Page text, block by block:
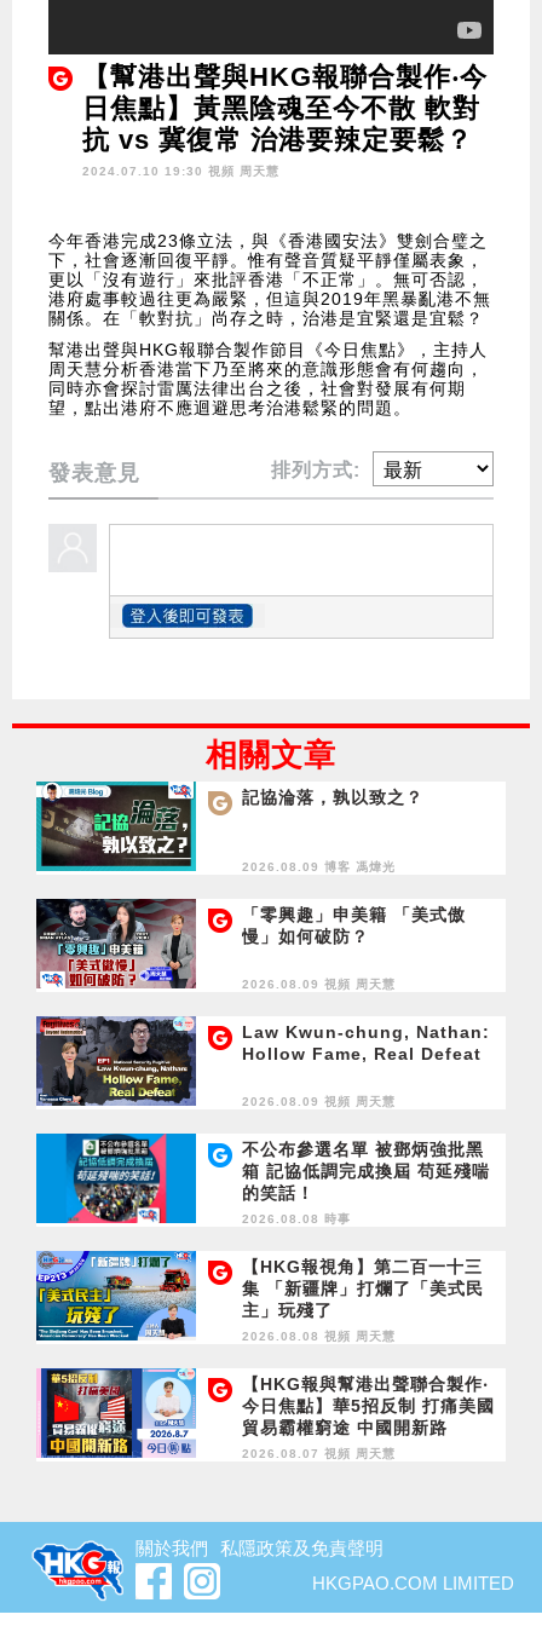
【幫港出聲與HKG報聯合製作‧今
日焦點】黃黑陰魂至今不散 軟對
抗 vs 冀復常 治港要辣定要鬆？
2024.07.10 19:30 視頻 周天慧
今年香港完成23條立法，與《香港國安法》雙劍合璧之
下，社會逐漸回復平靜。惟有聲音質疑平靜僅屬表象，
更以「沒有遊行」來批評香港「不正常」。無可否認，
港府處事較過往更為嚴緊，但這與2019年黑暴亂港不無
關係。在「軟對抗」尚存之時，治港是宜緊還是宜鬆？
幫港出聲與HKG報聯合製作節目《今日焦點》，主持人
周天慧分析香港當下乃至將來的意識形態會有何趨向，
同時亦會探討雷厲法律出台之後，社會對發展有何期
望，點出港府不應迴避思考治港鬆緊的問題。
發表意見 排列方式:
相關文章
記協淪落，孰以致之？
2026.08.09 博客 馮煒光
「零興趣」申美籍 「美式傲
慢」如何破防？
2026.08.09 視頻 周天慧
Law Kwun-chung, Nathan:
Hollow Fame, Real Defeat
2026.08.09 視頻 周天慧
不公布參選名單 被鄧炳強批黑
箱 記協低調完成換屆 苟延殘喘
的笑話！
2026.08.08 時事
【HKG報視角】第二百一十三
集 「新疆牌」打爛了「美式民
主」玩殘了
2026.08.08 視頻 周天慧
【HKG報與幫港出聲聯合製作‧
今日焦點】華5招反制 打痛美國
貿易霸權窮途 中國開新路
2026.08.07 視頻 周天慧
關於我們
私隱政策及免責聲明
HKGPAO.COM LIMITED